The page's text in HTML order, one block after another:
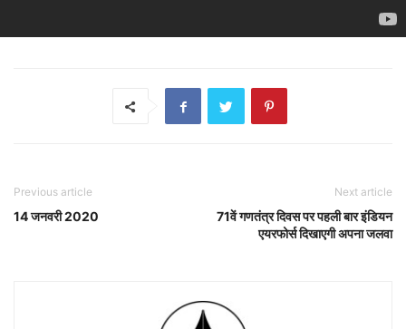
Previous article
14 जनवरी 2020
Next article
71वें गणतंत्र दिवस पर पहली बार इंडियन
एयरफोर्स दिखाएगी अपना जलवा